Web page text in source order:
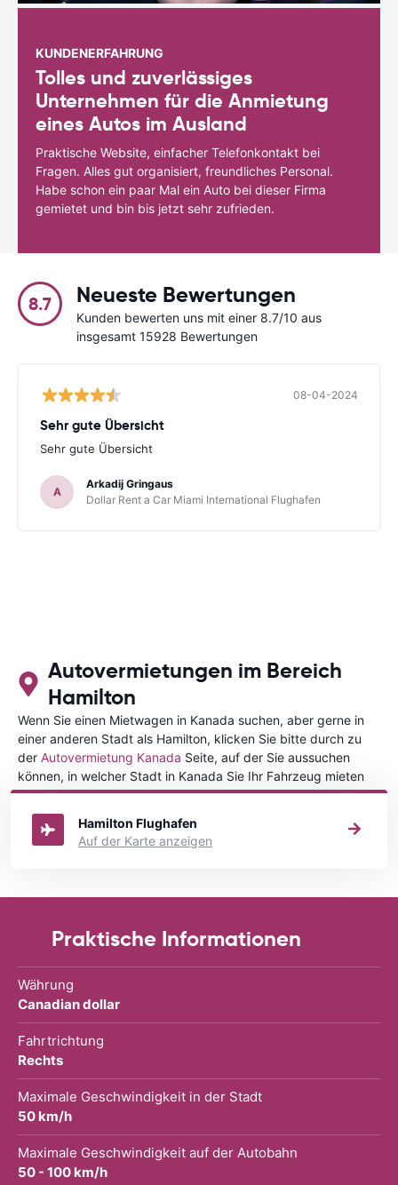
KUNDENERFAHRUNG
Tolles und zuverlässiges
Unternehmen für die Anmietung
eines Autos im Ausland
Praktische Website, einfacher Telefonkontakt bei
Fragen. Alles gut organisiert, freundliches Personal.
Habe schon ein paar Mal ein Auto bei dieser Firma
gemietet und bin bis jetzt sehr zufrieden.
8.7 Neueste Bewertungen
Kunden bewerten uns mit einer 8.7/10 aus
insgesamt 15928 Bewertungen
08-04-2024
Sehr gute Übersicht
Sehr gute Übersicht
A
Arkadij Gringaus
Dollar Rent a Car Miami International Flughafen
Autovermietungen im Bereich
Hamilton
Wenn Sie einen Mietwagen in Kanada suchen, aber gerne in
einer anderen Stadt als Hamilton, klicken Sie bitte durch zu
der Autovermietung Kanada Seite, auf der Sie aussuchen
können, in welcher Stadt in Kanada Sie Ihr Fahrzeug mieten
wollen.
Hamilton Flughafen
Auf der Karte anzeigen
Praktische Informationen
Währung
Canadian dollar
Fahrtrichtung
Rechts
Maximale Geschwindigkeit in der Stadt
50 km/h
Maximale Geschwindigkeit auf der Autobahn
50 - 100 km/h